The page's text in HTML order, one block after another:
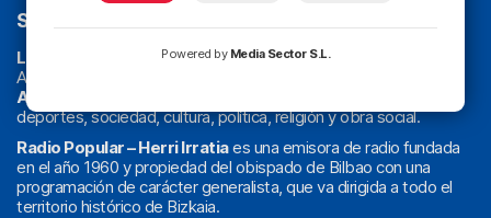
SOBRE NOSOTROS
La radio sin cadenas. Desde 1960 haciendo radio en Bilbao.
Actualidad y
Athletic
deportes, sociedad, cultura, política, religión y obra social.
Radio Popular – Herri Irratiaes una emisora de radio fundada
en el año 1960 y propiedad del obispado de Bilbao con una
programación de carácter generalista, que va dirigida a todo el
territorio histórico de Bizkaia.
Powered by Media Sector S.L.